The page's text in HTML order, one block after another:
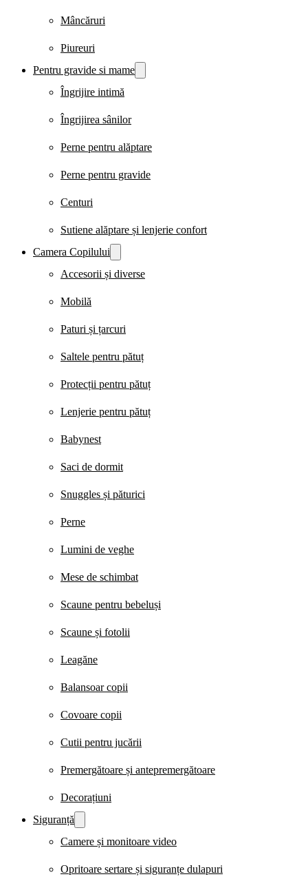
Mâncăruri
Piureuri
Pentru gravide si mame
Îngrijire intimă
Îngrijirea sânilor
Perne pentru alăptare
Perne pentru gravide
Centuri
Sutiene alăptare și lenjerie confort
Camera Copilului
Accesorii și diverse
Mobilă
Paturi și țarcuri
Saltele pentru pătuț
Protecții pentru pătuț
Lenjerie pentru pătuț
Babynest
Saci de dormit
Snuggles și păturici
Perne
Lumini de veghe
Mese de schimbat
Scaune pentru bebeluși
Scaune și fotolii
Leagăne
Balansoar copii
Covoare copii
Cutii pentru jucării
Premergătoare și antepremergătoare
Decorațiuni
Siguranță
Camere și monitoare video
Opritoare sertare și siguranțe dulapuri